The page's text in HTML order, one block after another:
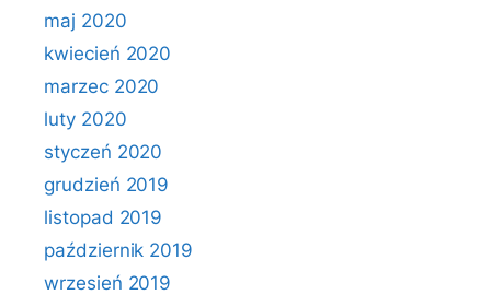
maj 2020
kwiecień 2020
marzec 2020
luty 2020
styczeń 2020
grudzień 2019
listopad 2019
październik 2019
wrzesień 2019